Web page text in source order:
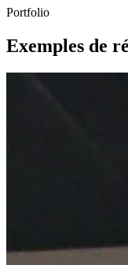
Portfolio
Exemples de